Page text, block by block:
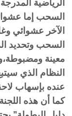
الرياضية
السحب إما
الآخر عشوائي
السحب وتحديد
معينة
النظام الذي
عنده بإسهاب
كما أن هذه